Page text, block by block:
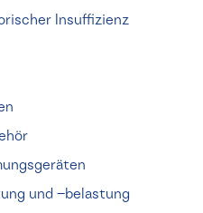
Insuffizienz
und –belastung